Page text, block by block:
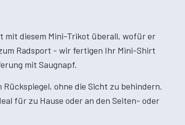
mit diesem Mini-Trikot überall, wofür er
Radsport - wir fertigen Ihr Mini-Shirt
mit Saugnapf.
ohne die Sicht zu behindern.
für zu Hause oder an den Seiten- oder